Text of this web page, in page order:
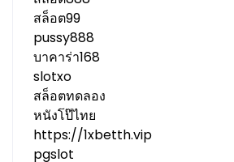
สล็อต99
pussy888
บาคาร่า168
slotxo
สล็อตทดลอง
หนังโป๊ไทย
https://1xbetth.vip
pgslot